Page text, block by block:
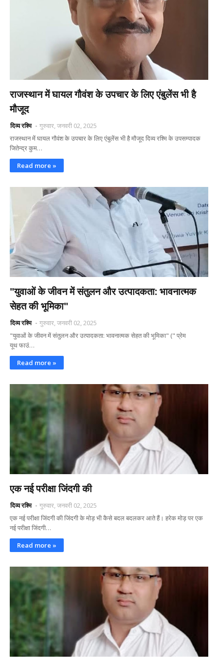
राजस्थान में घायल गौवंश के उपचार के लिए एंबुलेंस भी है
मौजूद
दिव्य रश्मि
गुरुवार, जनवरी 02, 2025
राजस्थान में घायल गौवंश के उपचार के लिए एंबुलेंस भी है मौजूद दिव्य रश्मि के उपसम्पादक
जितेन्द्र कुम…
Read more »
"युवाओं के जीवन में संतुलन और उत्पादकता: भावनात्मक
सेहत की भूमिका"
दिव्य रश्मि
गुरुवार, जनवरी 02, 2025
"युवाओं के जीवन में संतुलन और उत्पादकता: भावनात्मक सेहत की भूमिका" (" प्रेम
यूथ फाउं…
Read more »
एक नई परीक्षा जिंदगी की
दिव्य रश्मि
गुरुवार, जनवरी 02, 2025
एक नई परीक्षा जिंदगी की जिंदगी के मोड़ भी कैसे बदल बदलकर आते हैं। हरेक मोड़ पर एक
नई परीक्षा जिंदगी…
Read more »